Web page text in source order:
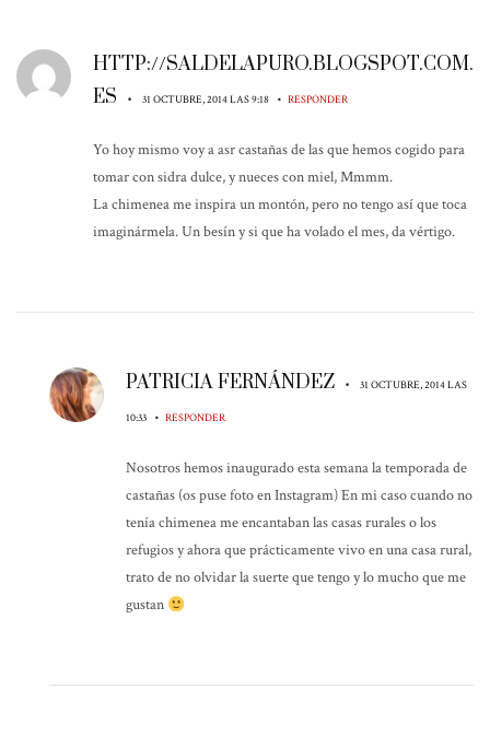
HTTP://SALDELAPURO.BLOGSPOT.COM.
ES
• 31 OCTUBRE, 2014 LAS 9:18 • RESPONDER
Yo hoy mismo voy a asr castañas de las que hemos cogido para
tomar con sidra dulce, y nueces con miel, Mmmm.
La chimenea me inspira un montón, pero no tengo así que toca
imaginármela. Un besín y si que ha volado el mes, da vértigo.
PATRICIA FERNÁNDEZ • 31 OCTUBRE, 2014 LAS
10:33 • RESPONDER
Nosotros hemos inaugurado esta semana la temporada de
castañas (os puse foto en Instagram) En mi caso cuando no
tenía chimenea me encantaban las casas rurales o los
refugios y ahora que prácticamente vivo en una casa rural,
trato de no olvidar la suerte que tengo y lo mucho que me
gustan